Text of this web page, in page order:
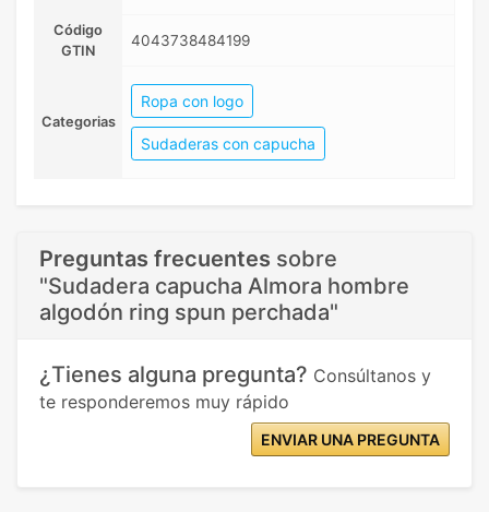
Código
GTIN
4043738484199
Categorias
Ropa con logo
Sudaderas con capucha
Preguntas frecuentes sobre
"Sudadera capucha Almora hombre
algodón ring spun perchada"
¿Tienes alguna pregunta? Consúltanos y
te responderemos muy rápido
ENVIAR UNA PREGUNTA